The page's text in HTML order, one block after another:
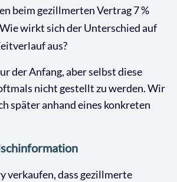
beim gezillmerten Vertrag 7 %
wirkt sich der Unterschied auf
aus?
der Anfang, aber selbst diese
nicht gestellt zu werden. Wir
später anhand eines konkreten
verkaufen, dass gezillmerte